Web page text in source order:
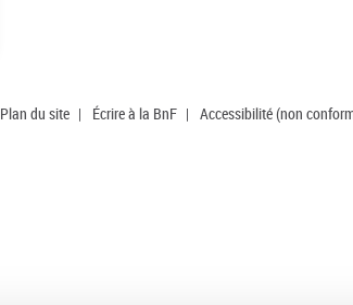
Plan du site | Écrire à la BnF | Accessibilité (non